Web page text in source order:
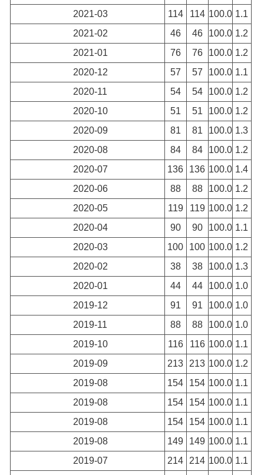
2021-03
114 114 100.0 1.1
2021-02
46 46 100.0 1.2
2021-01
76 76 100.0 1.2
2020-12
57 57 100.0 1.1
2020-11
54 54 100.0 1.2
2020-10
51 51 100.0 1.2
2020-09
81 81 100.0 1.3
2020-08
84 84 100.0 1.2
2020-07
136 136 100.0 1.4
2020-06
88 88 100.0 1.2
2020-05
119 119 100.0 1.2
2020-04
90 90 100.0 1.1
2020-03
100 100 100.0 1.2
2020-02
38 38 100.0 1.3
2020-01
44 44 100.0 1.0
2019-12
91 91 100.0 1.0
2019-11
88 88 100.0 1.0
2019-10
116 116 100.0 1.1
2019-09
213 213 100.0 1.2
2019-08
154 154 100.0 1.1
2019-08
154 154 100.0 1.1
2019-08
154 154 100.0 1.1
2019-08
149 149 100.0 1.1
2019-07
214 214 100.0 1.1